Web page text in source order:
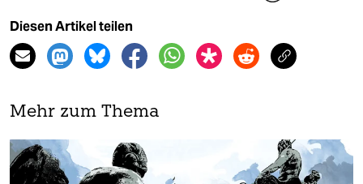
Diesen Artikel teilen
Mehr zum Thema